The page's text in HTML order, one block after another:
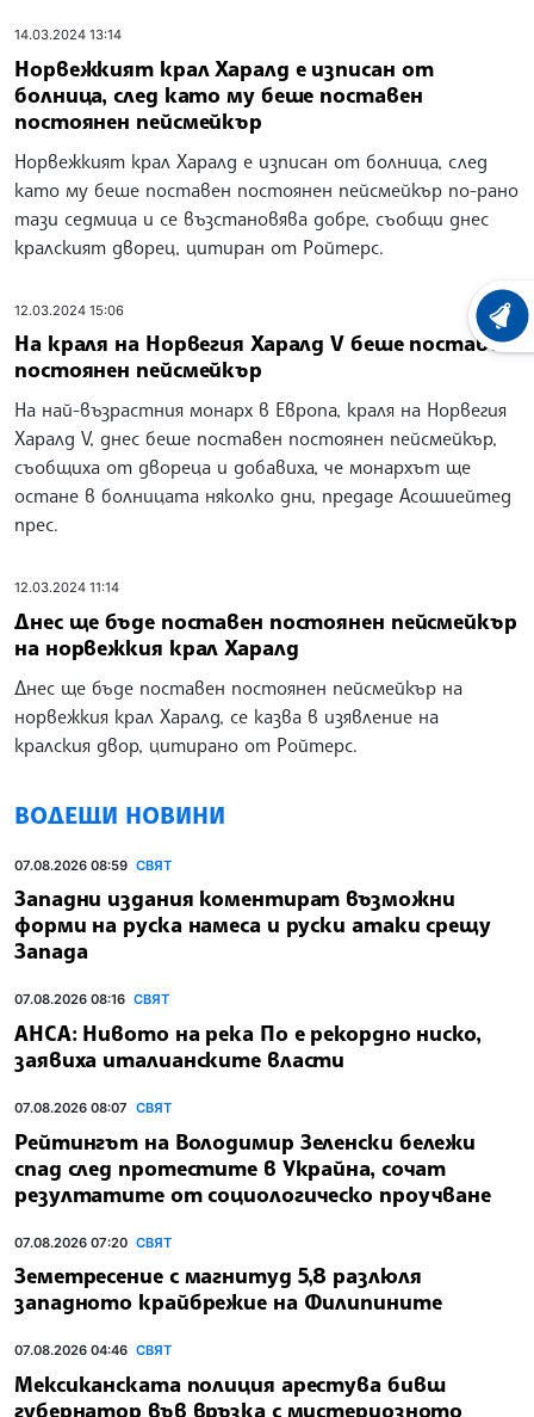
14.03.2024 13:14
Норвежкият крал Харалд е изписан от
болница, след като му беше поставен
постоянен пейсмейкър
Норвежкият крал Харалд е изписан от болница, след
като му беше поставен постоянен пейсмейкър по-рано
тази седмица и се възстановява добре, съобщи днес
кралският дворец, цитиран от Ройтерс.
12.03.2024 15:06
На краля на Норвегия Харалд V беше поставен
постоянен пейсмейкър
На най-възрастния монарх в Европа, краля на Норвегия
Харалд V, днес беше поставен постоянен пейсмейкър,
съобщиха от двореца и добавиха, че монархът ще
остане в болницата няколко дни, предаде Асошиейтед
прес.
12.03.2024 11:14
Днес ще бъде поставен постоянен пейсмейкър
на норвежкия крал Харалд
Днес ще бъде поставен постоянен пейсмейкър на
норвежкия крал Харалд, се казва в изявление на
кралския двор, цитирано от Ройтерс.
ВОДЕЩИ НОВИНИ
07.08.2026 08:59 СВЯТ
Западни издания коментират възможни
форми на руска намеса и руски атаки срещу
Запада
07.08.2026 08:16 СВЯТ
АНСА: Нивото на река По е рекордно ниско,
заявиха италианските власти
07.08.2026 08:07 СВЯТ
Рейтингът на Володимир Зеленски бележи
спад след протестите в Украйна, сочат
резултатите от социологическо проучване
07.08.2026 07:20 СВЯТ
Земетресение с магнитуд 5,8 разлюля
западното крайбрежие на Филипините
07.08.2026 04:46 СВЯТ
Мексиканската полиция арестува бивш
губернатор във връзка с мистериозното